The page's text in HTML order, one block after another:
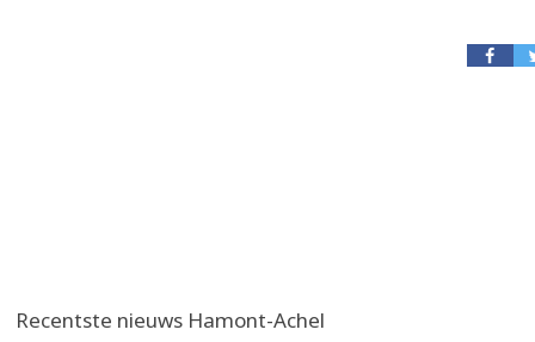
Recentste nieuws Hamont-Achel